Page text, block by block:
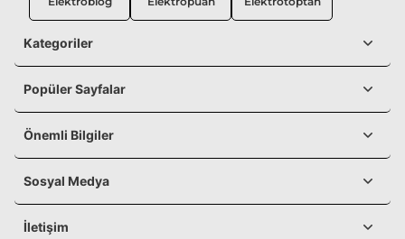
Kategoriler
Popüler Sayfalar
Önemli Bilgiler
Sosyal Medya
İletişim